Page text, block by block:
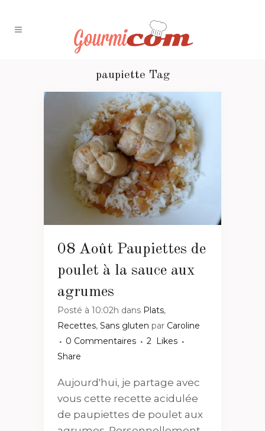
paupiette Tag
08 Août Paupiettes de
poulet à la sauce aux
agrumes
Posté à 10:02h dans Plats,
Recettes, Sans gluten par Caroline
0 Commentaires
2 Likes
Share
Aujourd'hui, je partage avec
vous cette recette acidulée
de paupiettes de poulet aux